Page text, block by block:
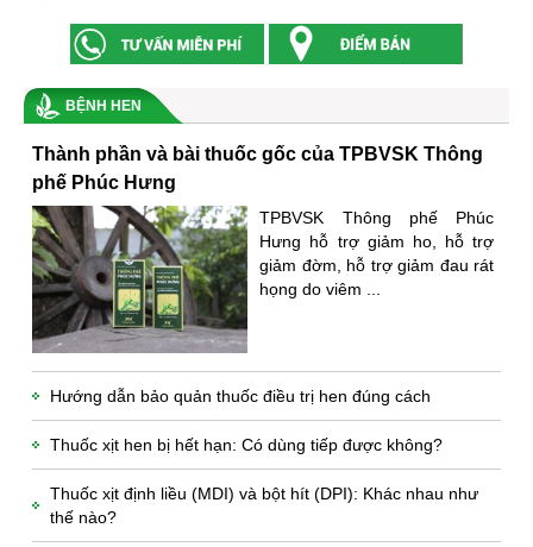
BỆNH HEN
Thành phần và bài thuốc gốc của TPBVSK Thông
phế Phúc Hưng
TPBVSK Thông phế Phúc
Hưng hỗ trợ giảm ho, hỗ trợ
giảm đờm, hỗ trợ giảm đau rát
họng do viêm ...
Hướng dẫn bảo quản thuốc điều trị hen đúng cách
Thuốc xịt hen bị hết hạn: Có dùng tiếp được không?
Thuốc xịt định liều (MDI) và bột hít (DPI): Khác nhau như
thế nào?